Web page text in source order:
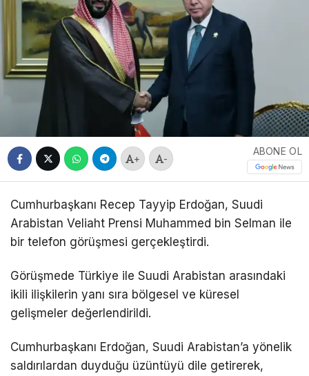
+ -
ABONE OL
Cumhurbaşkanı Recep Tayyip Erdoğan, Suudi
Arabistan Veliaht Prensi Muhammed bin Selman ile
bir telefon görüşmesi gerçekleştirdi.
Görüşmede Türkiye ile Suudi Arabistan arasındaki
ikili ilişkilerin yanı sıra bölgesel ve küresel
gelişmeler değerlendirildi.
Cumhurbaşkanı Erdoğan, Suudi Arabistan’a yönelik
saldırılardan duyduğu üzüntüyü dile getirerek,